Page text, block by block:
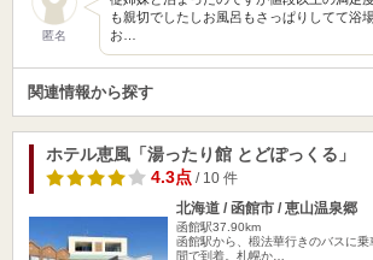
匿名
も親切でしたしお風呂もさっぱりしてて浴
お…
関連情報から探す
ホテル恵風「湯ったり館 とどぽっくる」
4.3点 / 10 件
北海道 / 函館市 / 恵山温泉郷
函館駅37.90km
函館駅から、椴法華行きのバスに
間で到着。札幌か…